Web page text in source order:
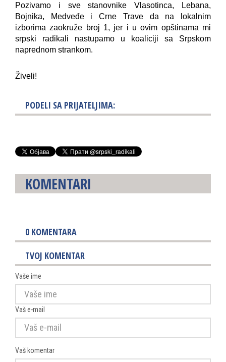
Pozivamo i sve stanovnike Vlasotinca, Lebana,
Bojnika, Medveđe i Crne Trave da na lokalnim
izborima zaokruže broj 1, jer i u ovim opštinama mi
srpski radikali nastupamo u koaliciji sa Srpskom
naprednom strankom.
Živeli!
PODELI SA PRIJATELJIMA:
KOMENTARI
0 KOMENTARA
TVOJ KOMENTAR
Vaše ime
Vaš e-mail
Vaš komentar